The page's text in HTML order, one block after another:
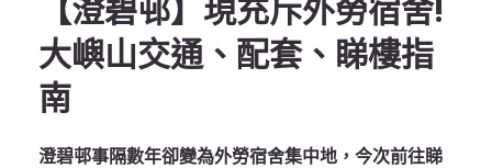
【澄碧邨】現充斥外勞宿舍!
大嶼山交通、配套、睇樓指
南
澄碧邨事隔數年卻變為外勞宿舍集中地，今次前往睇